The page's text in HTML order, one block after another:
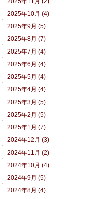
2025年10月 (4)
2025年9月 (5)
2025年8月 (7)
2025年7月 (4)
2025年6月 (4)
2025年5月 (4)
2025年4月 (4)
2025年3月 (5)
2025年2月 (5)
2025年1月 (7)
2024年12月 (3)
2024年11月 (2)
2024年10月 (4)
2024年9月 (5)
2024年8月 (4)